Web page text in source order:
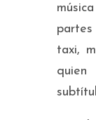
taxi,